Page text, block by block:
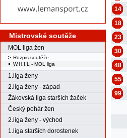
Mistrovské soutěže
MOL liga žen
Rozpis soutěže
W.H.I.L - MOL liga
1.liga ženy
2.liga ženy - západ
Žákovská liga starších žaček
Český pohár žen
2.liga ženy - východ
1.liga starších dorostenek
14
18
23
30
48
55
99